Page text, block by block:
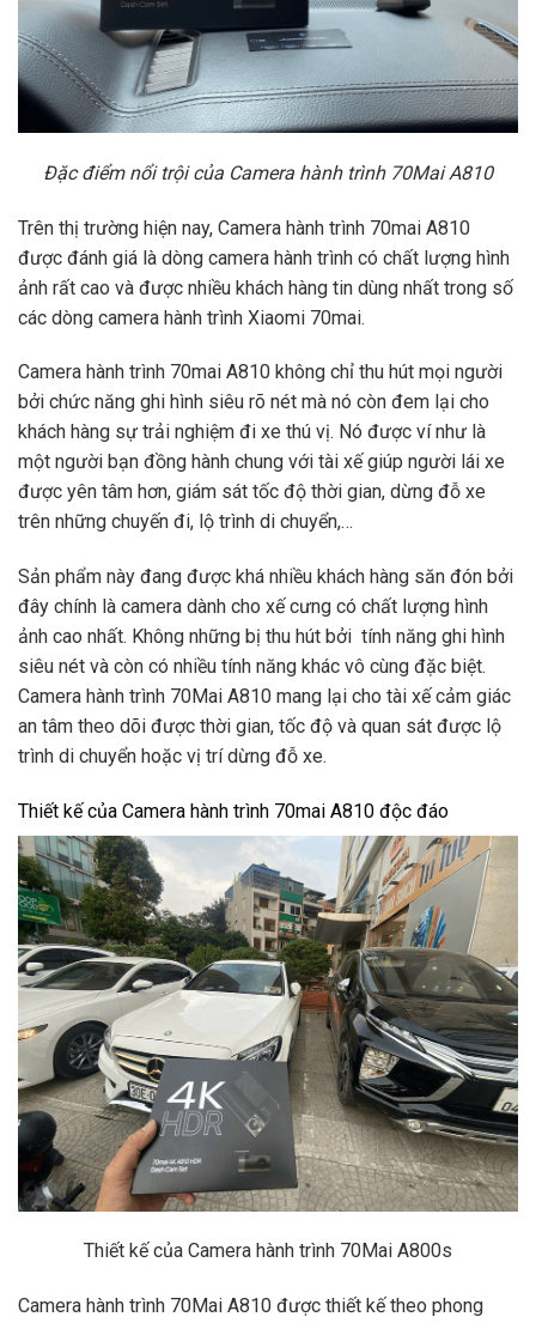
Đặc điểm nổi trội của Camera hành trình 70Mai A810
Trên thị trường hiện nay, Camera hành trình 70mai A810
được đánh giá là dòng camera hành trình có chất lượng hình
ảnh rất cao và được nhiều khách hàng tin dùng nhất trong số
các dòng camera hành trình Xiaomi 70mai.
Camera hành trình 70mai A810 không chỉ thu hút mọi người
bởi chức năng ghi hình siêu rõ nét mà nó còn đem lại cho
khách hàng sự trải nghiệm đi xe thú vị. Nó được ví như là
một người bạn đồng hành chung với tài xế giúp người lái xe
được yên tâm hơn, giám sát tốc độ thời gian, dừng đỗ xe
trên những chuyến đi, lộ trình di chuyển,…
Sản phẩm này đang được khá nhiều khách hàng săn đón bởi
đây chính là camera dành cho xế cưng có chất lượng hình
ảnh cao nhất. Không những bị thu hút bởi tính năng ghi hình
siêu nét và còn có nhiều tính năng khác vô cùng đặc biệt.
Camera hành trình 70Mai A810 mang lại cho tài xế cảm giác
an tâm theo dõi được thời gian, tốc độ và quan sát được lộ
trình di chuyển hoặc vị trí dừng đỗ xe.
Thiết kế của Camera hành trình 70mai A810 độc đáo
Thiết kế của Camera hành trình 70Mai A800s
Camera hành trình 70Mai A810 được thiết kế theo phong